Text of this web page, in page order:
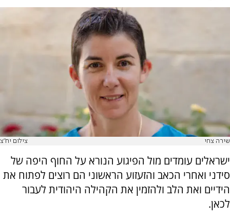
שירה צחי צילום יח"צ
ישראלים עומדים מול הפיגוע הנורא על החוף היפה של
סידני ואחרי הכאב והזעזוע הראשוני הם רוצים לפתוח את
הידיים ואת הלב ולהזמין את הקהילה היהודית לעבור
לכאן.